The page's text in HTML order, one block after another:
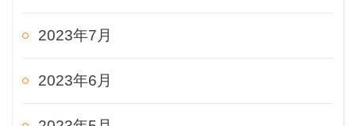
2023年7月
2023年6月